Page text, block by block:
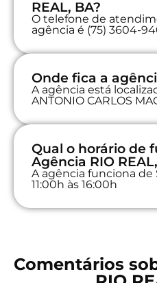
REAL, BA?
O telefone de
agência é (75) 3604-
Onde fica a
A agência está
ANTONIO CARLOS
Qual o horário de
Agência RIO
A agência funciona de
11:00h às 16:00h
Comentários